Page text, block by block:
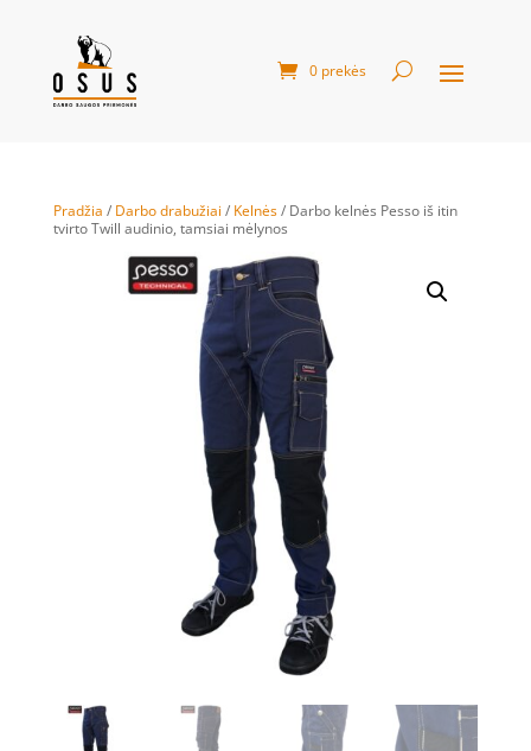
0 prekės
Pradžia / Darbo drabužiai / Kelnės/ Darbo kelnės Pesso iš itin
tvirto Twill audinio, tamsiai mėlynos